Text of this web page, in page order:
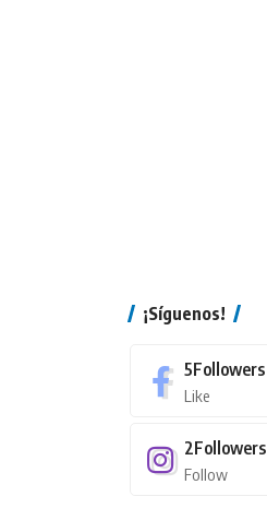
¡Síguenos!
5Followers
Like
2Followers
Follow